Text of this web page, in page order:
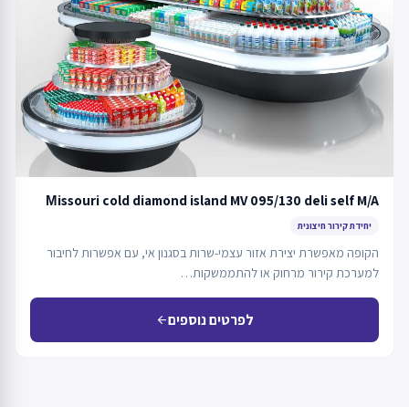
Мissouri cold diamond island MV 095/130 deli self M/A
יחידת קירור חיצונית
הקופה מאפשרת יצירת אזור עצמי-שרות בסגנון אי, עם אפשרות לחיבור
למערכת קירור מרחוק או להתממשקות…
לפרטים נוספיםarrow_back